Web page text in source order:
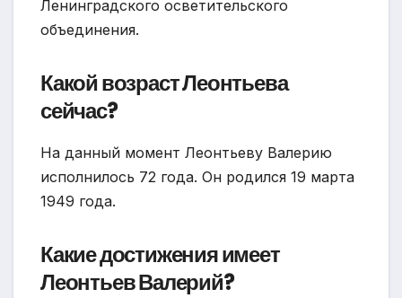
Ленинградского осветительского
объединения.
Какой возраст Леонтьева
сейчас?
На данный момент Леонтьеву Валерию
исполнилось 72 года. Он родился 19 марта
1949 года.
Какие достижения имеет
Леонтьев Валерий?